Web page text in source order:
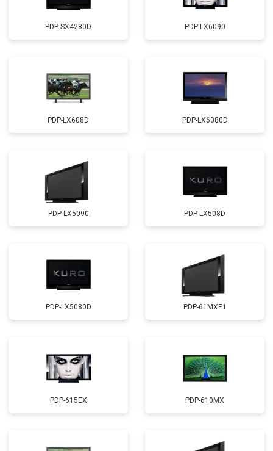
PDP-SX4280D PDP-LX6090
PDP-LX608D PDP-LX6080D
PDP-LX5090 PDP-LX508D
PDP-LX5080D PDP-61MXE1
PDP-615EX PDP-610MX